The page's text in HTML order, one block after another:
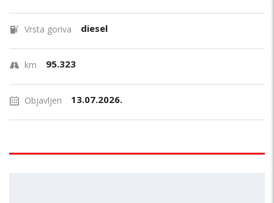
Vrsta goriva diesel
km 95.323
Objavljen 13.07.2026.